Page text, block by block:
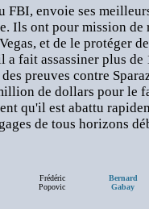
envoie ses
Ils ont pour mission
et de le protéger
fait assassiner plus de
preuves contre
de dollars pour le
qu'il est abattu
de tous horizons
Frédéric
Popovic
Bernard
Gabay